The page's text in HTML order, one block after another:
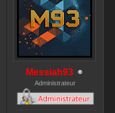
Messiah93
Administrateur